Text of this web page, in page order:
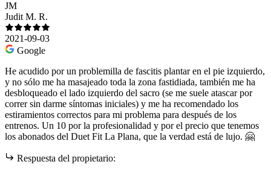
JM
Judit M. R.
2021-09-03
Google
He acudido por un problemilla de fascitis plantar en el pie izquierdo,
y no sólo me ha masajeado toda la zona fastidiada, también me ha
desbloqueado el lado izquierdo del sacro (se me suele atascar por
correr sin darme síntomas iniciales) y me ha recomendado los
estiramientos correctos para mi problema para después de los
entrenos. Un 10 por la profesionalidad y por el precio que tenemos
los abonados del Duet Fit La Plana, que la verdad está de lujo. 🤗
Respuesta del propietario: